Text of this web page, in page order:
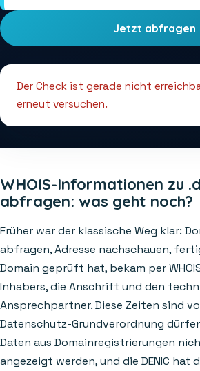
Jetzt abfragen
Der Check ist gerade nicht
erneut versuchen.
WHOIS-Informationen zu
abfragen: was geht noch?
Früher war der klassische Weg klar:
abfragen, Adresse nachschauen,
Domain geprüft hat, bekam per
Inhabers, die Anschrift und den
Ansprechpartner. Diese Zeiten sind
Datenschutz-Grundverordnung
Daten aus Domainregistrierungen
angezeigt werden, und die DENIC hat